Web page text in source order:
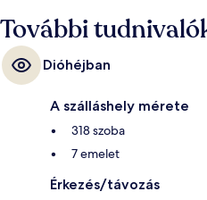
További
Dióhéjban
A szálláshely mérete
318 szoba
7 emelet
Érkezés/távozás